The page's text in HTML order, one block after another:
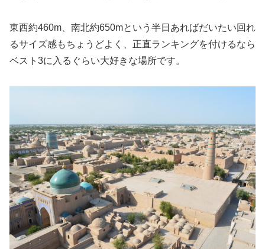
東西約460m、南北約650mという半日あればだいたい回れ
るサイズ感もちょうどよく、正直ランキングを付けるなら
ベスト3に入るぐらい大好きな場所です。